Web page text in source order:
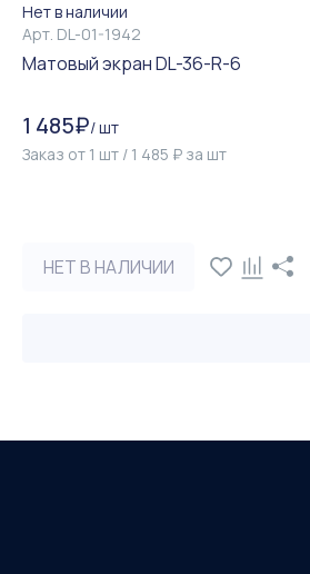
Нет в наличии
Арт. DL-01-1942
Матовый экран DL-36-R-6
1 485₽/шт
Заказ от 1 шт / 1 485 ₽ за шт
НЕТ В НАЛИЧИИ